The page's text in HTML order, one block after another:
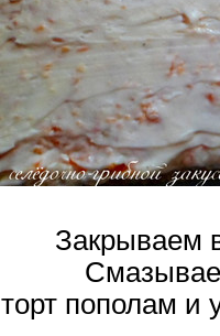
Закрываем
пополам и